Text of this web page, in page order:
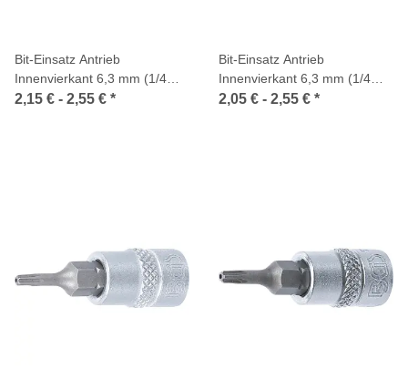
Bit-Einsatz Antrieb
Innenvierkant 6,3 mm (1/4
Zoll) Schlitz
2,15 € - 2,55 € *
Bit-Einsatz Antrieb
Innenvierkant 6,3 mm (1/4
Zoll) T-Profil (für Torx)
2,05 € - 2,55 € *